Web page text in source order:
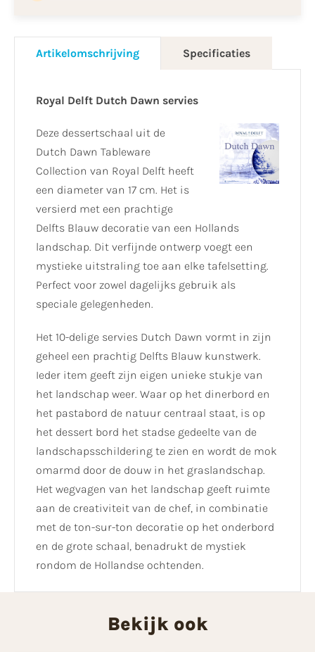
Artikelomschrijving Specificaties
Royal Delft Dutch Dawn servies
Deze dessertschaal uit de
Dutch Dawn Tableware
Collection van Royal Delft heeft
een diameter van 17 cm. Het is
versierd met een prachtige
Delfts Blauw decoratie van een Hollands
landschap. Dit verfijnde ontwerp voegt een
mystieke uitstraling toe aan elke tafelsetting.
Perfect voor zowel dagelijks gebruik als
speciale gelegenheden.
Het 10-delige servies Dutch Dawn vormt in zijn
geheel een prachtig Delfts Blauw kunstwerk.
Ieder item geeft zijn eigen unieke stukje van
het landschap weer. Waar op het dinerbord en
het pastabord de natuur centraal staat, is op
het dessert bord het stadse gedeelte van de
landschapsschildering te zien en wordt de mok
omarmd door de douw in het graslandschap.
Het wegvagen van het landschap geeft ruimte
aan de creativiteit van de chef, in combinatie
met de ton-sur-ton decoratie op het onderbord
en de grote schaal, benadrukt de mystiek
rondom de Hollandse ochtenden.
Bekijk ook